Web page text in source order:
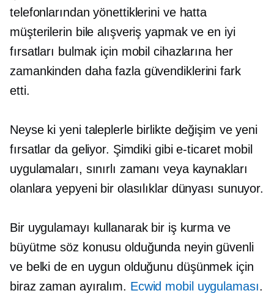
telefonlarından yönettiklerini ve hatta
müşterilerin bile alışveriş yapmak ve en iyi
fırsatları bulmak için mobil cihazlarına her
zamankinden daha fazla güvendiklerini fark
etti.
Neyse ki yeni taleplerle birlikte değişim ve yeni
fırsatlar da geliyor. Şimdiki gibi e-ticaret mobil
uygulamaları, sınırlı zamanı veya kaynakları
olanlara yepyeni bir olasılıklar dünyası sunuyor.
Bir uygulamayı kullanarak bir iş kurma ve
büyütme söz konusu olduğunda neyin güvenli
ve belki de en uygun olduğunu düşünmek için
biraz zaman ayıralım. Ecwid mobil uygulaması.